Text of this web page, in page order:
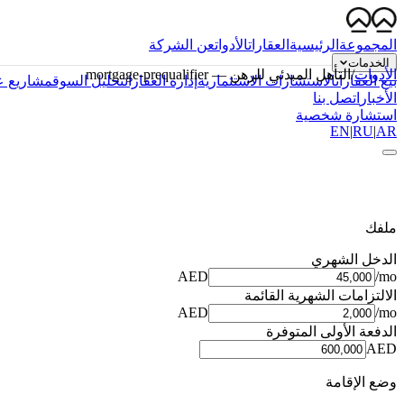
المجموعة الرئيسية العقاراتالأدواتعن الشركة
الخدمات
بيع العقاراتالاستشارات الاستثماريةإدارة العقاراتتحليل السوقمشاريع
الأخبار اتصل بنا
استشارة شخصية
EN|RU|AR
الأدوات/التأهل المبدئي للرهن —
mortgage-prequalifier
ملفك
الدخل الشهري
AED
/mo
الالتزامات الشهرية القائمة
AED
/mo
الدفعة الأولى المتوفرة
AED
وضع الإقامة